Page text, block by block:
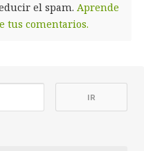
el spam. Aprende
tus comentarios.